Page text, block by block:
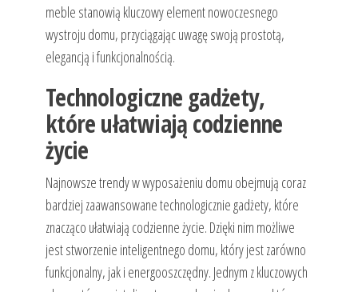
meble stanowią kluczowy element nowoczesnego
wystroju domu, przyciągając uwagę swoją prostotą,
elegancją i funkcjonalnością.
Technologiczne gadżety,
które ułatwiają codzienne
życie
Najnowsze trendy w wyposażeniu domu obejmują coraz
bardziej zaawansowane technologicznie gadżety, które
znacząco ułatwiają codzienne życie. Dzięki nim możliwe
jest stworzenie inteligentnego domu, który jest zarówno
funkcjonalny, jak i energooszczędny. Jednym z kluczowych